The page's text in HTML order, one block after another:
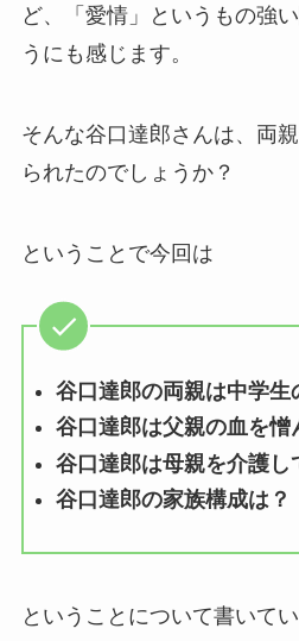
ど、「愛情」というもの強
うにも感じます。
そんな谷口達郎さんは、両
られたのでしょうか？
ということで今回は
谷口達郎の両親は中学生
谷口達郎は父親の血を憎
谷口達郎は母親を介護し
谷口達郎の家族構成は？
ということについて書いて